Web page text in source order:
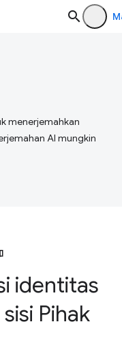
menerjemahkan
AI mungkin
identitas
Pihak